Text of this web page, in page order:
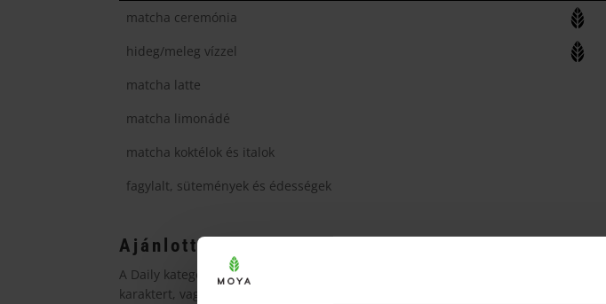
matcha ceremónia
hideg/meleg vízzel
matcha latte
matcha limonádé
matcha koktélok és italok
fagylalt, sütemények és édességek
Ajánlott felhasználás: latte, limonádé,
A Daily kategória előnye, hogy nem „tűnik el” tejben vagy növényi italokban, és
karaktert, vagy gyakran készítesz matchás italokat otthon, itt jó helyen jársz.